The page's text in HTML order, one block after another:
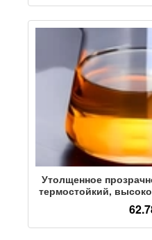
Утолщенное
термостойкий,
и маленький
протекающий чай,
боросиликата,